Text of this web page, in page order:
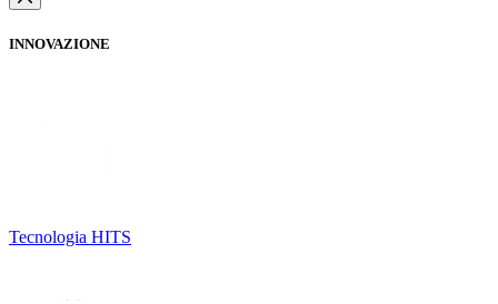
INNOVAZIONE
Tecnologia HITS